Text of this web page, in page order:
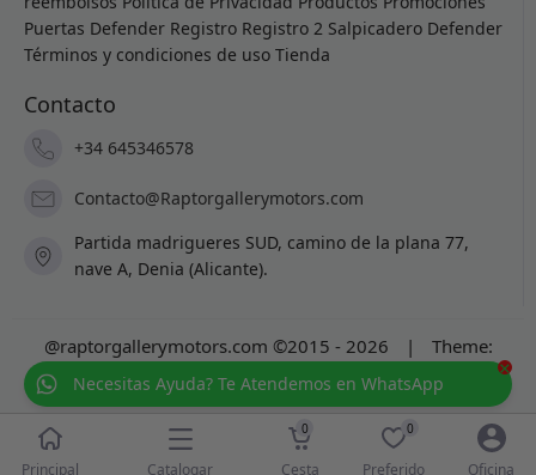
Principal Catalogar Cesta
0 0
Preferido Oficina
Necesitas Ayuda? Te Atendemos en WhatsApp
×
Puertas Defender Registro Registro 2 Salpicadero Defender
Términos y condiciones de uso Tienda
Contacto
+34 645346578
Contacto@Raptorgallerymotors.com
Partida madrigueres SUD, camino de la plana 77,
nave A, Denia (Alicante).
@raptorgallerymotors.com ©2015 - 2026 |
Theme:
Prosale byfull100ack